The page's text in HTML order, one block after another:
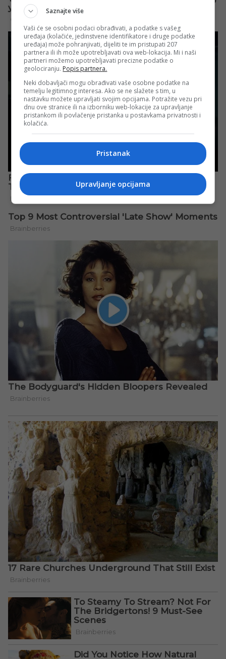
Saznajte više
Vaši će se osobni podaci obrađivati, a podatke s vašeg
uređaja (kolačiće, jedinstvene identifikatore i druge podatke
uređaja) može pohranjivati, dijeliti te im pristupati 207
partnera ili ih može upotrebljavati ova web-lokacija. Mi i naši
partneri možemo upotrebljavati precizne podatke o
geolociranju. Popis partnera.
Neki dobavljači mogu obrađivati vaše osobne podatke na
temelju legitimnog interesa. Ako se ne slažete s tim, u
nastavku možete upravljati svojim opcijama. Potražite vezu pri
dnu ove stranice ili na izborniku web-lokacije za upravljanje
pristankom ili povlačenje pristanka u postavkama privatnosti i
kolačića.
Pristanak
Upravljanje opcijama